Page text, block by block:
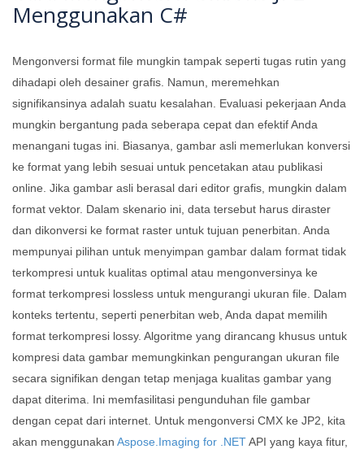
Menggunakan C#
Mengonversi format file mungkin tampak seperti tugas rutin yang
dihadapi oleh desainer grafis. Namun, meremehkan
signifikansinya adalah suatu kesalahan. Evaluasi pekerjaan Anda
mungkin bergantung pada seberapa cepat dan efektif Anda
menangani tugas ini. Biasanya, gambar asli memerlukan konversi
ke format yang lebih sesuai untuk pencetakan atau publikasi
online. Jika gambar asli berasal dari editor grafis, mungkin dalam
format vektor. Dalam skenario ini, data tersebut harus diraster
dan dikonversi ke format raster untuk tujuan penerbitan. Anda
mempunyai pilihan untuk menyimpan gambar dalam format tidak
terkompresi untuk kualitas optimal atau mengonversinya ke
format terkompresi lossless untuk mengurangi ukuran file. Dalam
konteks tertentu, seperti penerbitan web, Anda dapat memilih
format terkompresi lossy. Algoritme yang dirancang khusus untuk
kompresi data gambar memungkinkan pengurangan ukuran file
secara signifikan dengan tetap menjaga kualitas gambar yang
dapat diterima. Ini memfasilitasi pengunduhan file gambar
dengan cepat dari internet. Untuk mengonversi CMX ke JP2, kita
akan menggunakan Aspose.Imaging for .NETAPI yang kaya fitur,